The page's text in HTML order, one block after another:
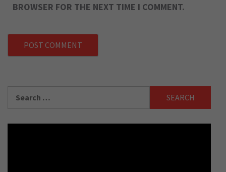
BROWSER FOR THE NEXT TIME I COMMENT.
for: